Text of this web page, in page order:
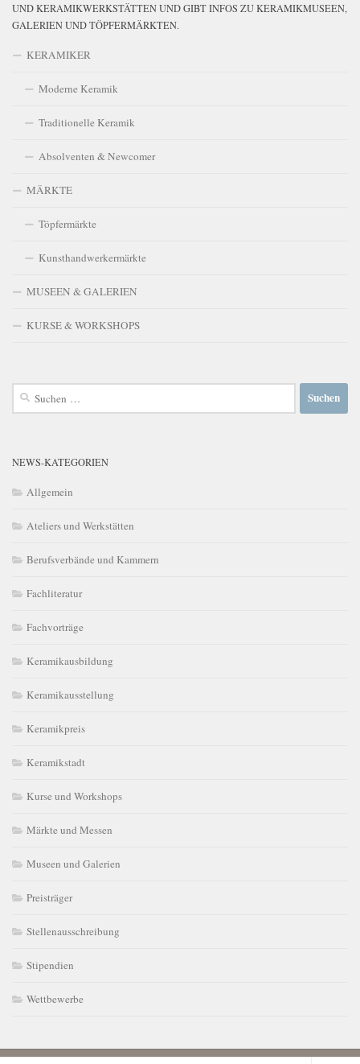
UND KERAMIKWERKSTÄTTEN UND GIBT INFOS ZU KERAMIKMUSEEN,
GALERIEN UND TÖPFERMÄRKTEN.
KERAMIKER
Moderne Keramik
Traditionelle Keramik
Absolventen & Newcomer
MÄRKTE
Töpfermärkte
Kunsthandwerkermärkte
MUSEEN & GALERIEN
KURSE & WORKSHOPS
Suchen
NEWS-KATEGORIEN
Allgemein
Ateliers und Werkstätten
Berufsverbände und Kammern
Fachliteratur
Fachvorträge
Keramikausbildung
Keramikausstellung
Keramikpreis
Keramikstadt
Kurse und Workshops
Märkte und Messen
Museen und Galerien
Preisträger
Stellenausschreibung
Stipendien
Wettbewerbe